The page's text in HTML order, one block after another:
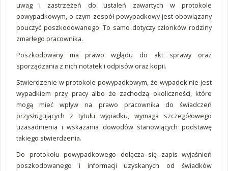
uwag i zastrzeżeń do ustaleń zawartych w protokole
powypadkowym, o czym zespół powypadkowy jest obowiązany
pouczyć poszkodowanego. To samo dotyczy członków rodziny
zmarłego pracownika.
Poszkodowany ma prawo wglądu do akt sprawy oraz
sporządzania z nich notatek i odpisów oraz kopii.
Stwierdzenie w protokole powypadkowym, że wypadek nie jest
wypadkiem przy pracy albo że zachodzą okoliczności, które
mogą mieć wpływ na prawo pracownika do świadczeń
przysługujących z tytułu wypadku, wymaga szczegółowego
uzasadnienia i wskazania dowodów stanowiących podstawę
takiego stwierdzenia.
Do protokołu powypadkowego dołącza się zapis wyjaśnień
poszkodowanego i informacji uzyskanych od świadków